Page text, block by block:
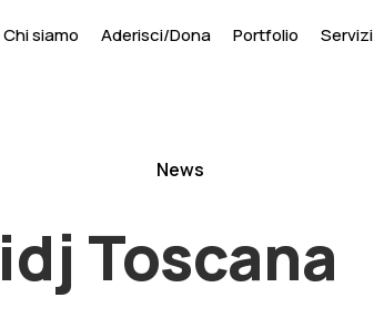
Chi siamo Aderisci/Dona Portfolio Servizi
News
Toscana